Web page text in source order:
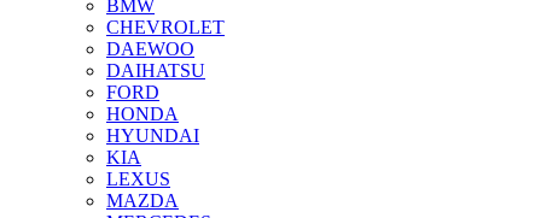
BMW
CHEVROLET
DAEWOO
DAIHATSU
FORD
HONDA
HYUNDAI
KIA
LEXUS
MAZDA